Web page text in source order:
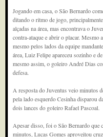
Jogando em casa, o São Bernardo
ditando o ritmo de jogo,
alçadas na área, mas encontrava o
contra-ataque e abrir o placar. Mesmo
mesmo pelos lados da equipe
área, Luiz Felipe apareceu sozinho e
mesmo assim, o goleiro André Dias
defesa.
A resposta do Juventus veio minutos
pela lado esquerdo Cesinha disparou
dois lances do goleiro Rafael Pascoal.
Apesar disso, foi o São Bernardo que
minutos, Lucas Gomes aproveitou